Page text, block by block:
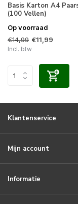
Basis Karton A4
(100 Vellen)
Op voorraad
€14,99 €11,99
Incl. btw
Klantenservice
Mijn account
Informatie